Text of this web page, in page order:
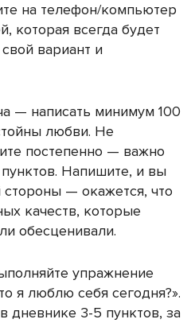
на телефон/компьютер
которая всегда будет
вариант и
— написать минимум 100
любви. Не
постепенно — важно
Напишите, и вы
стороны — окажется, что
качеств, которые
обесценивали.
упражнение
я люблю себя сегодня?».
дневнике 3-5 пунктов, за